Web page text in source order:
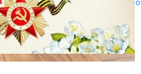
Награды в преддверии Дня
29.04.2025